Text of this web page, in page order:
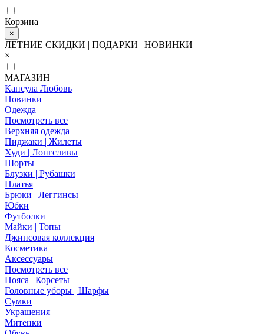
Корзина
×
ЛЕТНИЕ СКИДКИ | ПОДАРКИ | НОВИНКИ
×
МАГАЗИН
Капсула Любовь
Новинки
Одежда
Посмотреть все
Верхняя одежда
Пиджаки | Жилеты
Худи | Лонгсливы
Шорты
Блузки | Рубашки
Платья
Брюки | Леггинсы
Юбки
Футболки
Майки | Топы
Джинсовая коллекция
Косметика
Аксессуары
Посмотреть все
Пояса | Корсеты
Головные уборы | Шарфы
Сумки
Украшения
Митенки